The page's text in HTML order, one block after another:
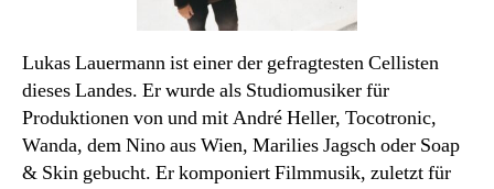
Lukas Lauermann ist einer der gefragtesten Cellisten
dieses Landes. Er wurde als Studiomusiker für
Produktionen von und mit André Heller, Tocotronic,
Wanda, dem Nino aus Wien, Marilies Jagsch oder Soap
& Skin gebucht. Er komponiert Filmmusik, zuletzt für